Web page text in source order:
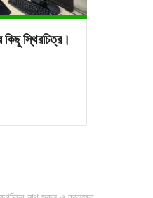
কিছু স্থিরচিত্র।